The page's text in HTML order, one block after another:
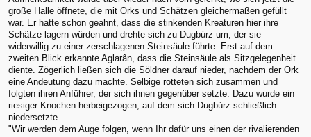
große Halle öffnete, die mit Orks und Schätzen gleichermaßen gefüllt
war. Er hatte schon geahnt, dass die stinkenden Kreaturen hier ihre
Schätze lagern würden und drehte sich zu Dugbúrz um, der sie
widerwillig zu einer zerschlagenen Steinsäule führte. Erst auf dem
zweiten Blick erkannte Aglarân, dass die Steinsäule als Sitzgelegenheit
diente. Zögerlich ließen sich die Söldner darauf nieder, nachdem der Ork
eine Andeutung dazu machte. Selbige rotteten sich zusammen und
folgten ihren Anführer, der sich ihnen gegenüber setzte. Dazu wurde ein
riesiger Knochen herbeigezogen, auf dem sich Dugbúrz schließlich
niedersetzte.
"Wir werden dem Auge folgen, wenn Ihr dafür uns einen der rivalierenden